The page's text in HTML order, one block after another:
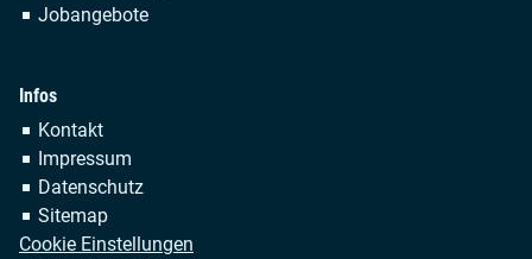
Jobangebote
Infos
Navigation
überspringen
Kontakt
Impressum
Datenschutz
Sitemap
Cookie Einstellungen